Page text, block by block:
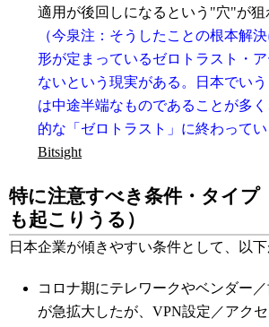
適用が後回しになるという"穴"が狙
（今泉注：そうしたことの根本解
形が定まっているゼロトラスト・
ないという現実がある。日本でいう
は中途半端なものであることが多
的な「ゼロトラスト」に終わってい
Bitsight
特に注意すべき条件・タイプ
も起こりうる）
日本企業が傾きやすい条件として、以下
コロナ期にテレワークやベンダー
が急拡大したが、VPN設定／アク